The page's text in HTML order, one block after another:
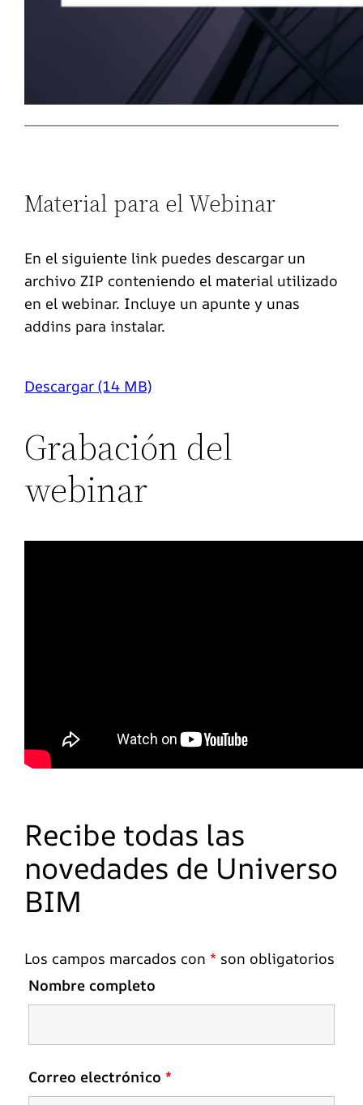
Material para el Webinar
En el siguiente link puedes descargar un
archivo ZIP conteniendo el material utilizado
en el webinar. Incluye un apunte y unas
addins para instalar.
Descargar (14 MB)
Grabación del
webinar
Recibe todas las
novedades de Universo
BIM
Los campos marcados con * son obligatorios
Nombre completo
Correo electrónico*